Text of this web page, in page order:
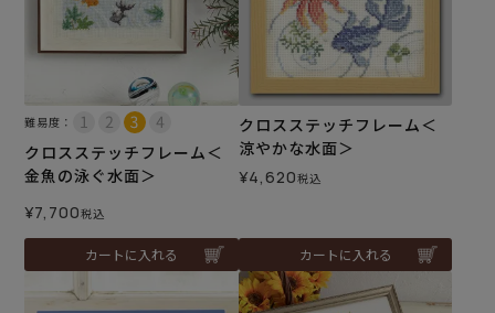
難易度：
クロスステッチフレーム＜
金魚の泳ぐ水面＞
¥7,700税込
カートに入れる
クロスステッチフレーム＜
涼やかな水面＞
¥4,620税込
カートに入れる